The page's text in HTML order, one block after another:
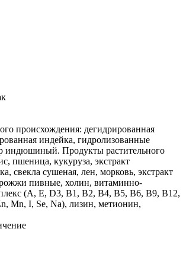
происхождения: дегидрированная
индейка, гидролизованные
индюшиный. Продукты растительного
пшеница, кукуруза, экстракт
свекла сушеная, лен, морковь, экстракт
пивные, холин, витаминно-
(А, E, D3, В1, В2, В4, В5, В6, В9, В12,
Mn, I, Se, Na), лизин, метионин,